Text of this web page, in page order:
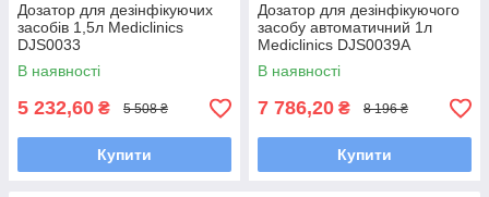
Дозатор для дезінфікуючих
засобів 1,5л Mediclinics
DJS0033
В наявності
5 232,60 ₴ 5 508 ₴
Купити
Дозатор для дезінфікуючого
засобу автоматичний 1л
Mediclinics DJS0039A
В наявності
7 786,20 ₴ 8 196 ₴
Купити